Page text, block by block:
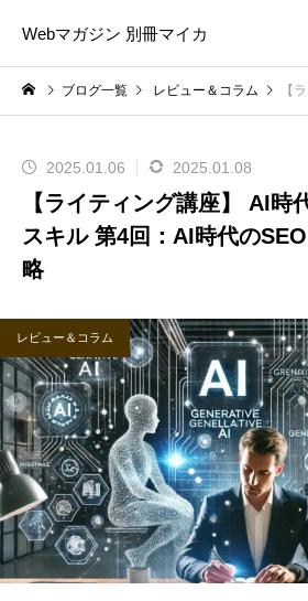
Webマガジン 別冊マイカ
ブログ一覧 レビュー＆コラム 【ライテ
2025.01.06 2025.01.08
【ライティング講座】 AI時
スキル 第4回：AI時代の
略
レビュー＆コラム